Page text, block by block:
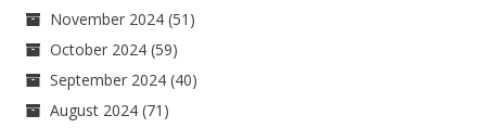
November 2024 (51)
October 2024 (59)
September 2024 (40)
August 2024 (71)